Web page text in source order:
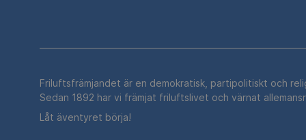
Friluftsfrämjandet är en demokratisk, partipolitiskt och
Sedan 1892 har vi främjat friluftslivet och värnat
Låt äventyret börja!